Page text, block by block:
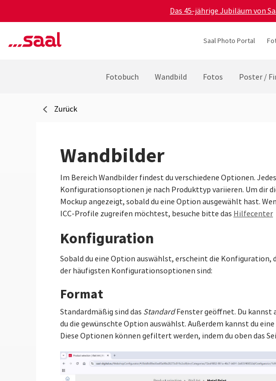
Das 45-jährige Jubiläum von
Saal Photo Portal
Fotobuch Wandbild Fotos Poster /
Zurück
Wandbilder
Im Bereich Wandbilder findest du verschiedene Optionen.
Konfigurationsoptionen je nach Produkttyp variieren. Um dir
Mockup angezeigt, sobald du eine Option ausgewählt hast.
ICC-Profile zugreifen möchtest, besuche bitte das Hilfecenter
Konfiguration
Sobald du eine Option auswählst, erscheint die
der häufigsten Konfigurationsoptionen sind:
Format
Standardmäßig sind das StandardFenster geöffnet. Du kannst
du die gewünschte Option auswählst. Außerdem kannst du
Diese Optionen können gefiltert werden, indem du oben das